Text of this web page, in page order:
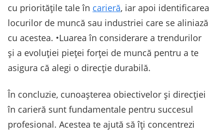
cu prioritățile tale în carieră, iar apoi identificarea
locurilor de muncă sau industriei care se aliniază
cu acestea. •Luarea în considerare a trendurilor
și a evoluției pieței forței de muncă pentru a te
asigura că alegi o direcție durabilă.
În concluzie, cunoașterea obiectivelor și direcției
în carieră sunt fundamentale pentru succesul
profesional. Acestea te ajută să îți concentrezi